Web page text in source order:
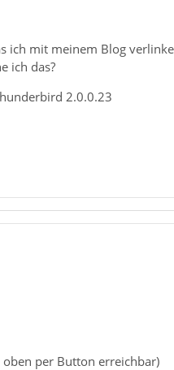
ich mit meinem Blog
ich das?
2.0.0.23
per Button erreichbar)